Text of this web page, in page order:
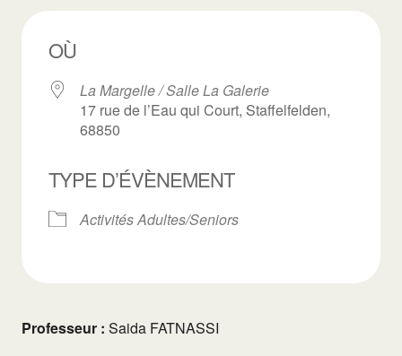
OÙ
La Margelle / Salle La Galerie
17 rue de l’Eau qui Court, Staffelfelden,
68850
TYPE D’ÉVÈNEMENT
Activités Adultes/Seniors
Professeur : Saida FATNASSI